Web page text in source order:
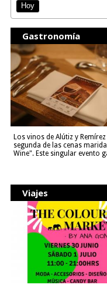
Hoy
Gastronomía
Los vinos de Alútiz y
segunda de las cenas
Wine". Este singular evento
Viajes